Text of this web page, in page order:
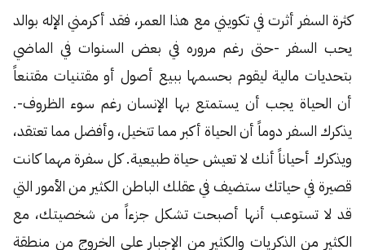
كثرة السفر أثرت في تكويني مع هذا العمر، فقد أكرمني الإله بوالد
يحب السفر -حتى رغم مروره في بعض السنوات في الماضي
بتحديات مالية ليقوم بحسمها ببيع أصول أو مقتنيات مقتنعاً
أن الحياة يجب أن يستمتع بها الإنسان رغم سوء الظروف-.
يذكرك السفر دوماً أن الحياة أكبر مما تتخيل، وأفضل مما تعتقد،
ويذكرك أحياناً أنك لا تعيش حياة طبيعية. كل سفرة مهما كانت
قصيرة في حياتك ستضيف في عقلك الباطن الكثير من الأمور التي
قد لا تستوعب أنها أصبحت تشكل جزءاً من شخصيتك، مع
الكثير من الذكريات والكثير من الإجبار على الخروج من منطقة